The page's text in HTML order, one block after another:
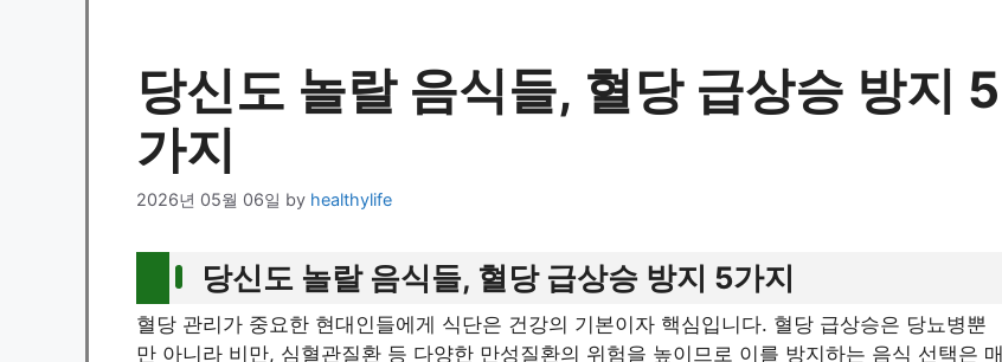
당신도 놀랄 음식들, 혈당 급상승 방지 5
가지
2026년 05월 06일 by healthylife
당신도 놀랄 음식들, 혈당 급상승 방지 5가지
혈당 관리가 중요한 현대인들에게 식단은 건강의 기본이자 핵심입니다. 혈당 급상승은 당뇨병뿐
만 아니라 비만, 심혈관질환 등 다양한 만성질환의 위험을 높이므로 이를 방지하는 음식 선택은 매